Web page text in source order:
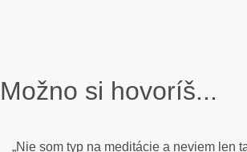
Možno si hovoríš...
„Nie som typ na meditácie a neviem len